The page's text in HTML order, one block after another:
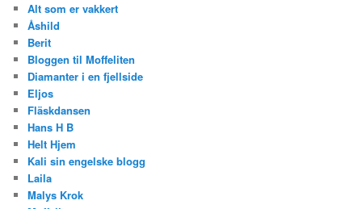
Alt som er vakkert
Åshild
Berit
Bloggen til Moffeliten
Diamanter i en fjellside
Eljos
Fläskdansen
Hans H B
Helt Hjem
Kali sin engelske blogg
Laila
Malys Krok